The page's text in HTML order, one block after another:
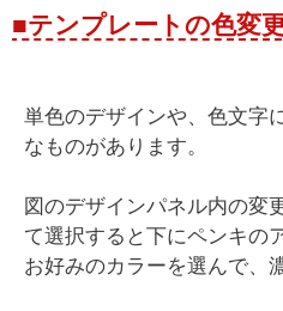
■テンプレートの色変
単色のデザインや、色文字
なものがあります。
図のデザインパネル内の変
て選択すると下にペンキの
お好みのカラーを選んで、